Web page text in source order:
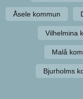
Åsele kommun
Vilhelmina
Malå
Bjurholms